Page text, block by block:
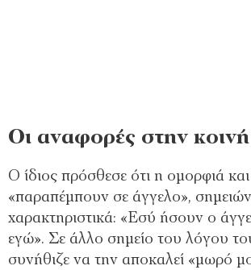
Οι αναφορές στην
Ο ίδιος πρόσθεσε ότι η ομορφιά
«παραπέμπουν σε άγγελο»,
χαρακτηριστικά: «Εσύ ήσουν ο
εγώ». Σε άλλο σημείο του λόγου
συνήθιζε να την αποκαλεί «μωρό